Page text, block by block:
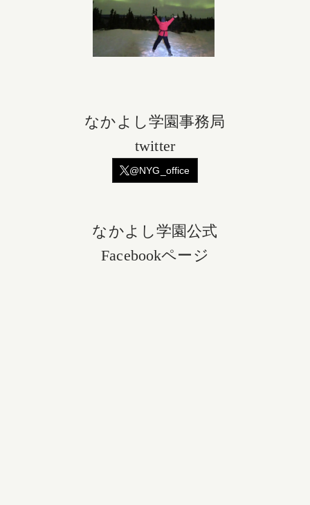
なかよし学園事務局
twitter
@NYG_office
なかよし学園公式
Facebookページ